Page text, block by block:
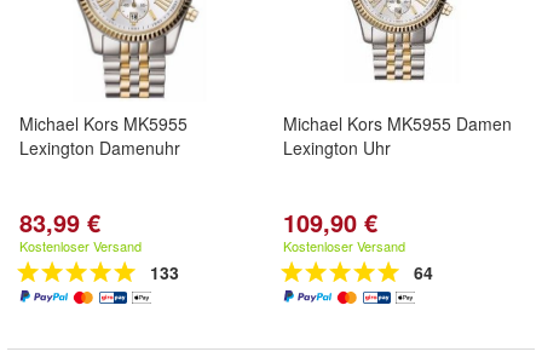
Michael Kors MK5955
Lexington Damenuhr
83,99 €
Kostenloser Versand
133
Michael Kors MK5955 Damen
Lexington Uhr
109,90 €
Kostenloser Versand
64